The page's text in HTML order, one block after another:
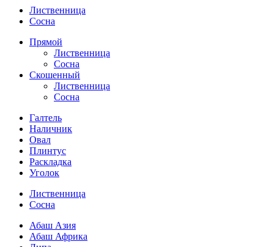
Лиственница
Сосна
Прямой
Лиственница
Сосна
Скошенный
Лиственница
Сосна
Галтель
Наличник
Овал
Плинтус
Раскладка
Уголок
Лиственница
Сосна
Абаш Азия
Абаш Африка